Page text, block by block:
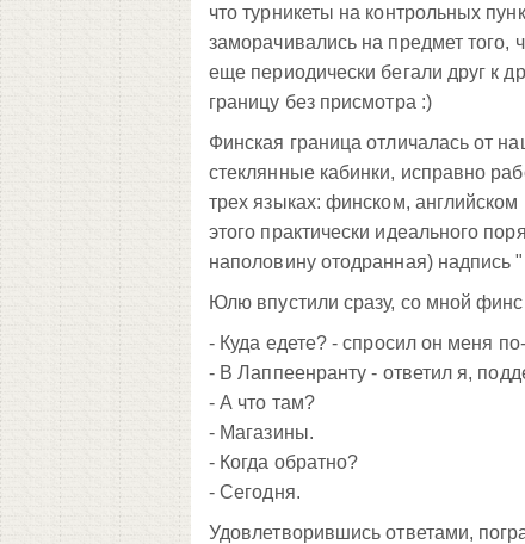
что турникеты на контрольных
заморачивались на предмет
еще периодически бегали друг к
границу без присмотра :)
Финская граница отличалась от
стеклянные кабинки, исправно
трех языках: финском,
этого практически идеального
наполовину отодранная) надпись
Юлю впустили сразу, со мной
- Куда едете? - спросил он меня
- В Лаппеенранту - ответил я,
- А что там?
- Магазины.
- Когда обратно?
- Сегодня.
Удовлетворившись ответами,